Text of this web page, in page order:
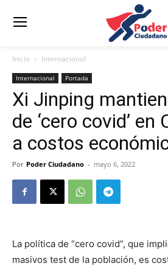
Inicio Internacional
Internacional Portada
Xi Jinping
de ‘cero covid’ en
a costos
Por Poder Ciudadano - mayo 6, 2022
La política de “cero covid”, que
masivos test de la población, es